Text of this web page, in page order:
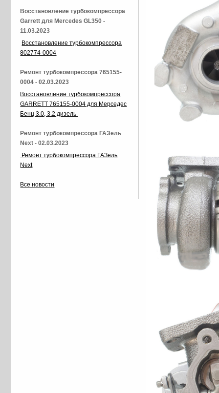
Восстановление турбокомпрессора
Garrett для Mercedes GL350 -
11.03.2023
Восстановление турбокомпрессора
802774-0004
Ремонт турбокомпрессора 765155-
0004 - 02.03.2023
Восстановление турбокомпрессора
GARRETT 765155-0004 для Мерседес
Бенц 3.0, 3.2 дизель
Ремонт турбокомпрессора ГАЗель
Next - 02.03.2023
Ремонт турбокомпрессора ГАЗель
Next
Все новости